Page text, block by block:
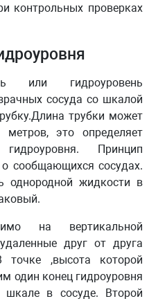
контрольных проверках
или гидроуровень
сосуда со шкалой
трубки может
это определяет
Принцип
сообщающихся сосудах.
однородной жидкости в
на вертикальной
друг от друга
,высота которой
один конец гидроуровня
в сосуде. Второй